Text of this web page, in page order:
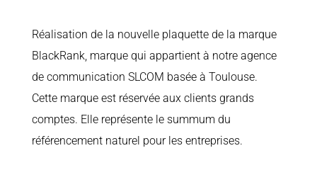
Réalisation de la nouvelle plaquette de la marque
BlackRank, marque qui appartient à notre agence
de communication SLCOM basée à Toulouse.
Cette marque est réservée aux clients grands
comptes. Elle représente le summum du
référencement naturel pour les entreprises.